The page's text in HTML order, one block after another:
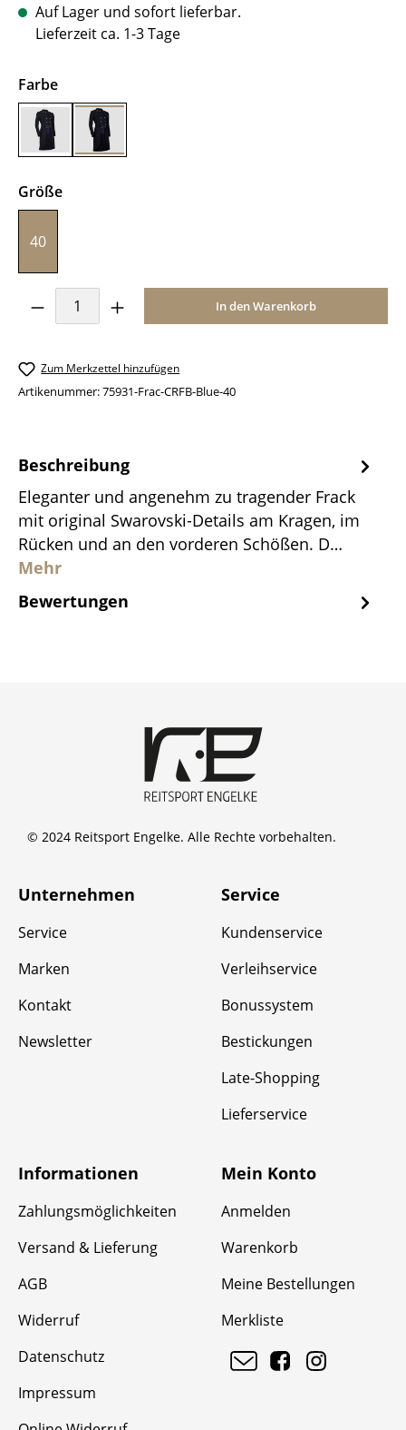
Auf Lager und sofort lieferbar.
Lieferzeit ca. 1-3 Tage
Farbeauswählen
Black Blue
Größeauswählen
40
Produkt Anzahl: Gib den gewünschten
In den Warenkorb
Zum Merkzettel hinzufügen
Artikenummer:75931-Frac-CRFB-Blue-40
Beschreibung
Eleganter und angenehm zu tragender Frack
mit original Swarovski-Details am Kragen, im
Rücken und an den vorderen Schößen. D…
Mehr
Bewertungen
© 2024 Reitsport Engelke. Alle Rechte vorbehalten.
Unternehmen
Service
Marken
Kontakt
Newsletter
Service
Kundenservice
Verleihservice
Bonussystem
Bestickungen
Late-Shopping
Lieferservice
Informationen
Zahlungsmöglichkeiten
Versand & Lieferung
AGB
Widerruf
Datenschutz
Impressum
Mein Konto
Anmelden
Warenkorb
Meine Bestellungen
Merkliste